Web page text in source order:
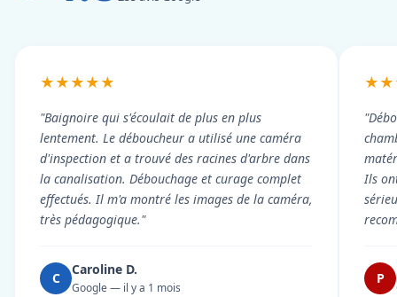
★★★★★
"Baignoire qui s'écoulait de plus en plus
lentement. Le déboucheur a utilisé une caméra
d'inspection et a trouvé des racines d'arbre dans
la canalisation. Débouchage et curage complet
effectués. Il m'a montré les images de la caméra,
très pédagogique."
C
Caroline D.
Google — il y a 1 mois
Ils
P